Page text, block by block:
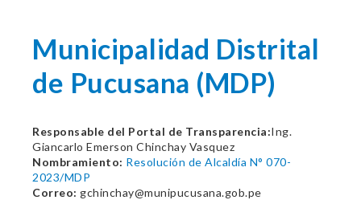
Municipalidad Distrital
de Pucusana (MDP)
Responsable del Portal de Transparencia:Ing.
Giancarlo Emerson Chinchay Vasquez
Nombramiento: Resolución de Alcaldía N° 070-
2023/MDP
Correo: gchinchay@munipucusana.gob.pe